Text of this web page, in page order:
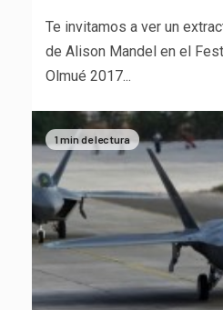
Te invitamos a ver un
de Alison Mandel en el
Olmué 2017...
1 min de lectura